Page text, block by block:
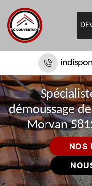
démoussage
Morvan
NOS